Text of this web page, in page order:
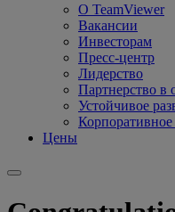
О TeamViewer
Вакансии
Инвесторам
Пресс-центр
Лидерство
Партнерство в
Устойчивое
Цены